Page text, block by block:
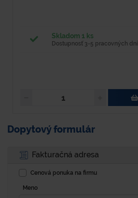
Skladom 1 ks
Dostupnosť 3-5 pracovných dní
Dopytový formulár
Fakturačná adresa
Cenová ponuka na firmu
Meno